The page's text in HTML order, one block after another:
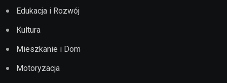
Edukacja i Rozwój
Kultura
Mieszkanie i Dom
Motoryzacja